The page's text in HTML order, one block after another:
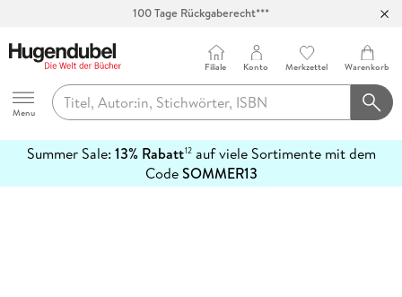
100 Tage Rückgaberecht***
Hugendubel
Menu
Filiale Konto Merkzettel Warenkorb
Summer Sale: 13% Rabatt12auf viele Sortimente mit dem
CodeSOMMER13
erfahren